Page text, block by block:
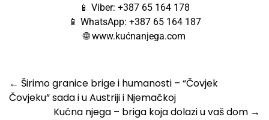
📱 Viber: +387 65 164 178
📱 WhatsApp: +387 65 164 187
🌐 www.kućnanjega.com
← Širimo granice brige i humanosti – “Čovjek
Čovjeku” sada i u Austriji i Njemačkoj
Kućna njega – briga koja dolazi u vaš dom →